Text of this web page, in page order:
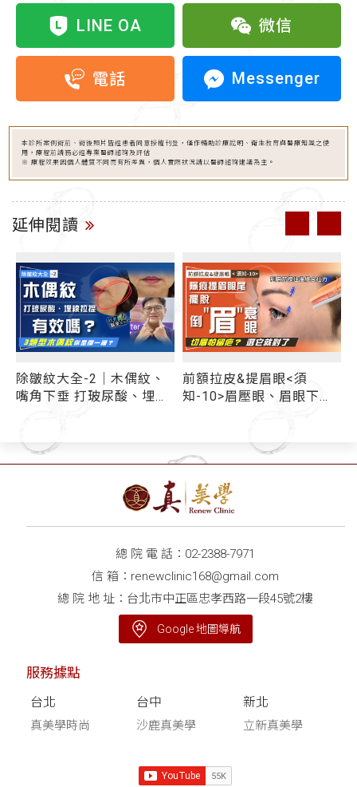
LINE OA 微信
電話 Messenger
本診所案例術前、術後照片皆經患者同意授權刊登，僅作輔助診療說明、衛生教育與醫療知識之使
用，療程前請務必經專業醫師諮詢及評估
※ 療程效果因個人體質不同而有所差異，個人實際狀況請以醫師諮詢建議為主。
延伸閱讀
除皺紋大全-2｜木偶紋、
嘴角下垂 打玻尿酸、埋線
前額拉皮&提眉眼<須
知-10>眉壓眼、眉眼下垂
眼尾」 一招擺脫倒"眉"衰
眼
總 院 電 話： 02-2388-7971
信 箱： renewclinic168@gmail.com
總 院 地 址：台北市中正區忠孝西路一段45號2樓
Google 地圖導航
服務據點
台北
真美學時尚
台中
沙鹿真美學
新北
立新真美學